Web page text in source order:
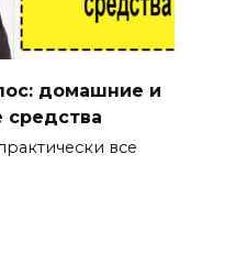
домашние и
все